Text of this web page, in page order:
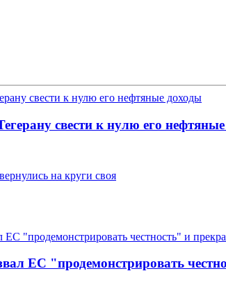
свести к нулю его
на круги своя
ЕС "продемонстрировать